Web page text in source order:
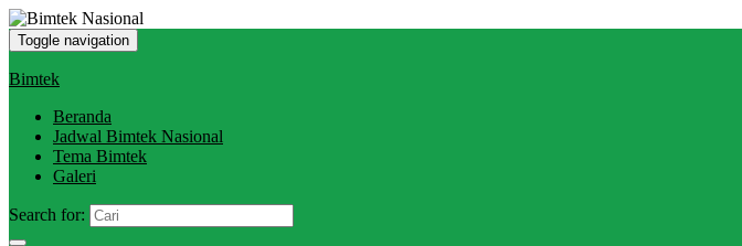
Toggle navigation
Bimtek
Beranda
Jadwal Bimtek Nasional
Tema Bimtek
Galeri
Search for: